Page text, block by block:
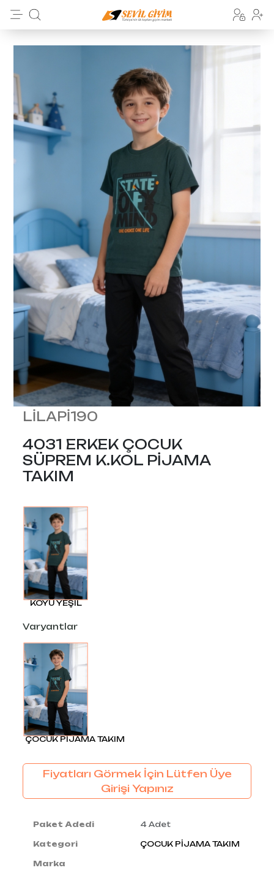
LİLAPİ190
4031 ERKEK ÇOCUK
SÜPREM K.KOL PİJAMA
TAKIM
KOYU YEŞIL
Varyantlar
ÇOCUK PİJAMA TAKIM
Fiyatları Görmek İçin Lütfen Üye
Girişi Yapınız
Paket Adedi 4 Adet
Kategori ÇOCUK PİJAMA TAKIM
Marka